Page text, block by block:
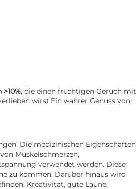
, die einen fruchtigen Geruch mit
wirst.Ein wahrer Genuss von
Die medizinischen Eigenschaften
Muskelschmerzen,
verwendet werden. Diese
zu kommen. Darüber hinaus wird
Kreativität, gute Laune,